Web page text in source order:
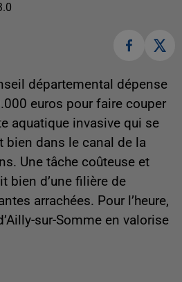
départemental dépense
euros pour faire couper
aquatique invasive qui se
bien dans le canal de la
Une tâche coûteuse et
bien d’une filière de
arrachées. Pour l’heure,
sur-Somme en valorise